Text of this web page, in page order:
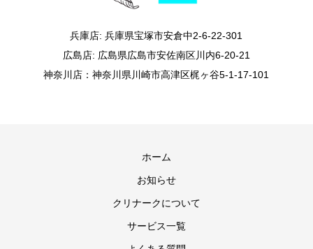
兵庫店: 兵庫県宝塚市安倉中2-6-22-301
広島店: 広島県広島市安佐南区川内6-20-21
神奈川店：神奈川県川崎市高津区梶ヶ谷5-1-17-101
ホーム
お知らせ
クリナークについて
サービス一覧